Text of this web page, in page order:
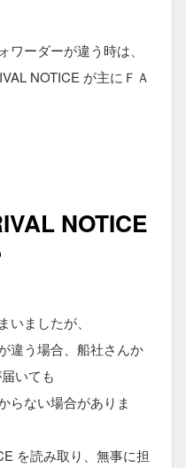
ーダーが違う時は、
NOTICE が主にＦＡ
NOTICE
ましたが、
違う場合、船社さんか
いても
らない場合がありま
を読み取り、無事に担